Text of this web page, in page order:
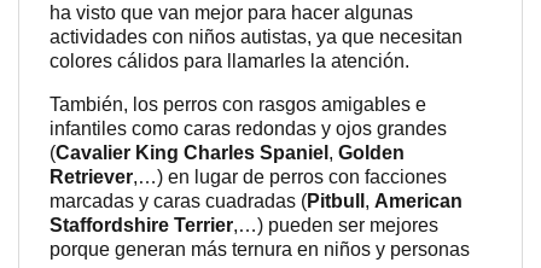
ha visto que van mejor para hacer algunas
actividades con niños autistas, ya que necesitan
colores cálidos para llamarles la atención.
También, los perros con rasgos amigables e
infantiles como caras redondas y ojos grandes
(Cavalier King Charles Spaniel , Golden
Retriever,…) en lugar de perros con facciones
marcadas y caras cuadradas (Pitbull , American
Staffordshire Terrier,…) pueden ser mejores
porque generan más ternura en niños y personas